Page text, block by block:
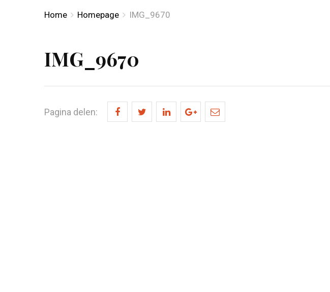
Home Homepage IMG_9670
IMG_9670
Pagina delen: